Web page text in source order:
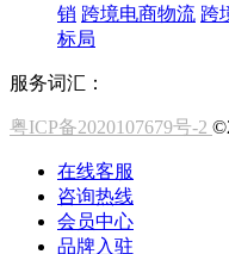
销 跨境电商物流 跨
标局
服务词汇：
粤ICP备2020107679号-2
在线客服
咨询热线
会员中心
品牌入驻